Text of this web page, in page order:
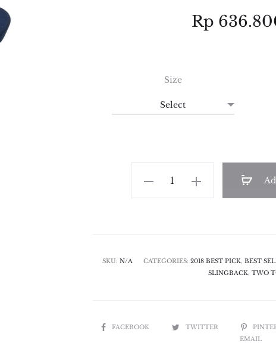
Rp
Size
SKU:N/A CATEGORIES:2018 BEST PICK,BEST
SLINGBACK, TWO
SHAREFACEBOOK TWITTER
EMAIL